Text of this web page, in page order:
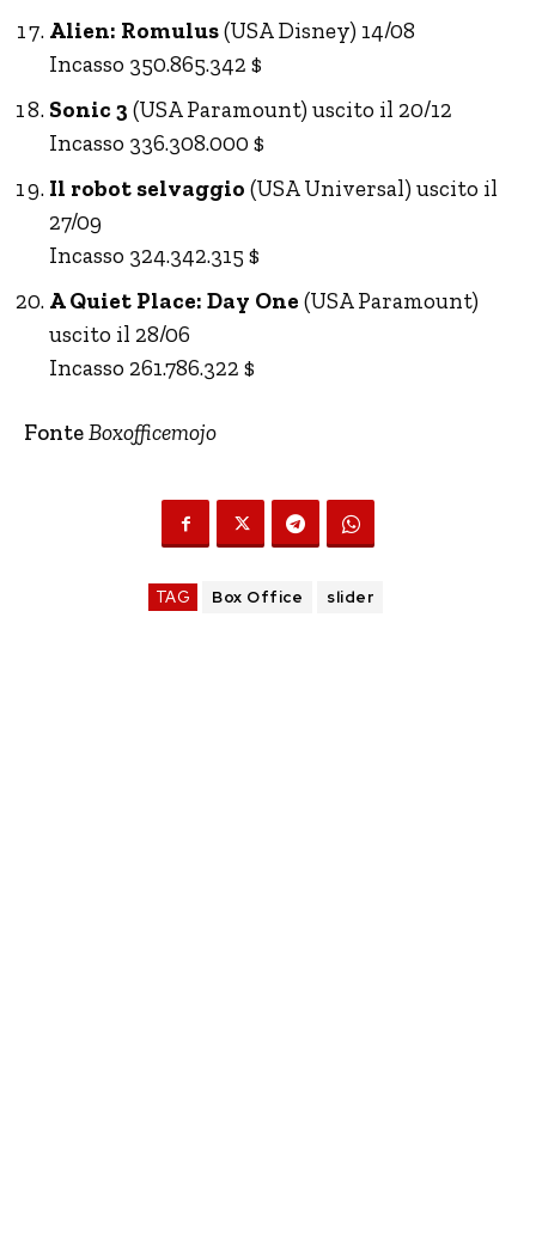
Alien: Romulus(USA Disney) 14/08
Incasso 350.865.342 $
Sonic 3 (USA Paramount) uscito il 20/12
Incasso 336.308.000 $
Il robot selvaggio (USA Universal) uscito il
27/09
Incasso 324.342.315 $
A Quiet Place: Day One (USA Paramount)
uscito il 28/06
Incasso 261.786.322 $
FonteBoxofficemojo
TAG Box Office slider